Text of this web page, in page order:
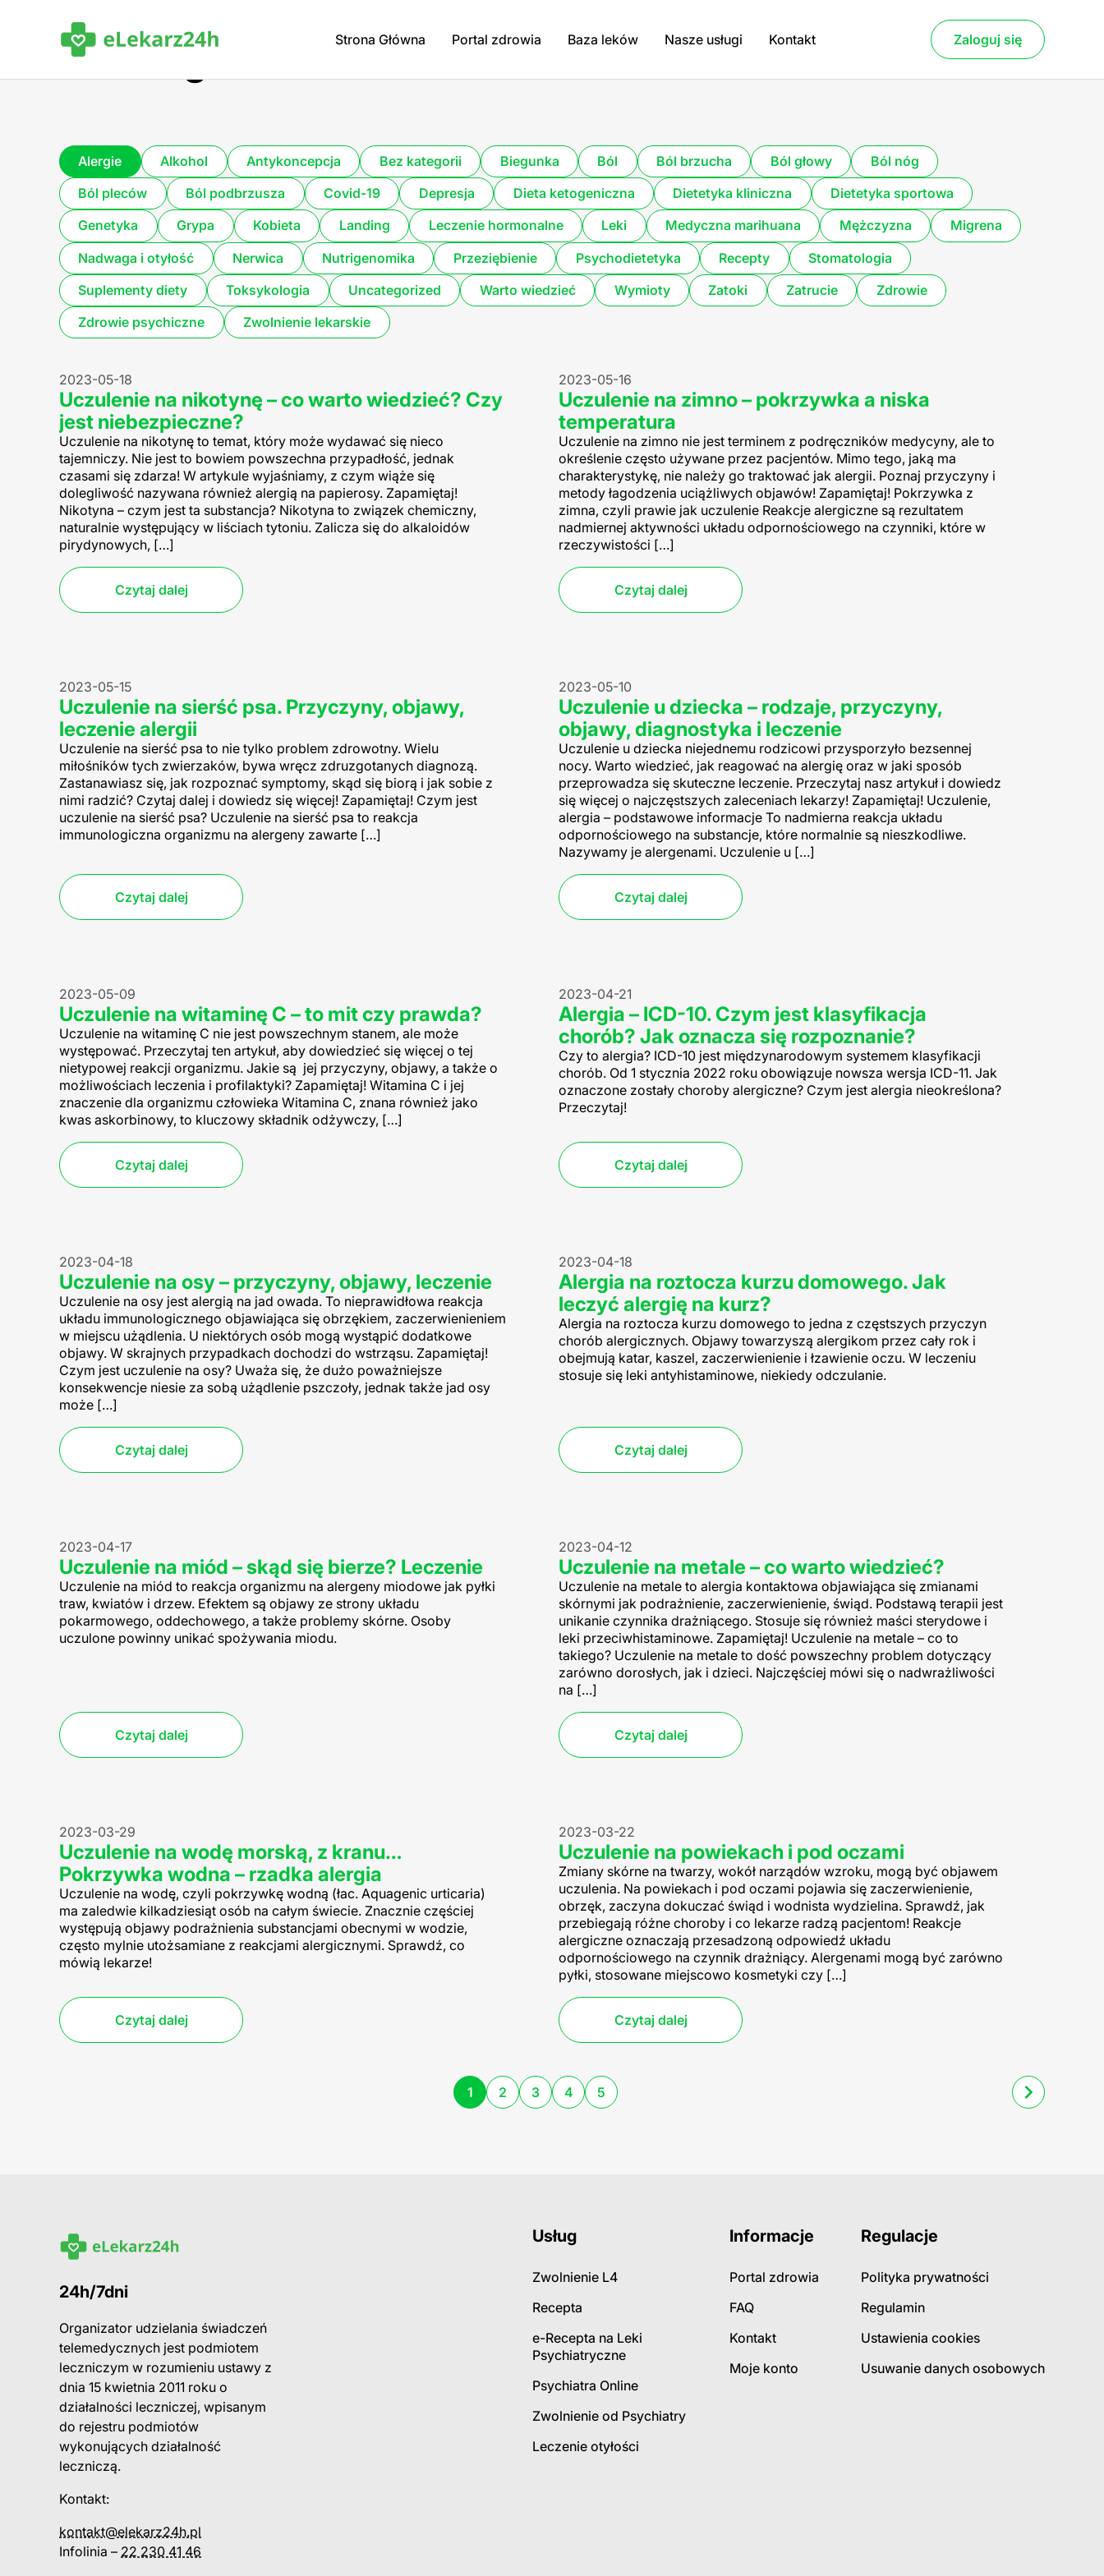
Strona Główna Portal zdrowia Baza leków Nasze usługi Kontakt Zaloguj się
Alergie
Alergie Alkohol Antykoncepcja Bez kategorii Biegunka Ból Ból brzucha Ból głowy
Ból nóg
Ból pleców
Ból podbrzusza Covid-19 Depresja Dieta ketogeniczna Dietetyka kliniczna
Dietetyka sportowa
Genetyka
Grypa Kobieta Landing Leczenie hormonalne Leki Medyczna marihuana Mężczyzna
Migrena
Nadwaga i otyłość
Nerwica Nutrigenomika Przeziębienie Psychodietetyka Recepty
Stomatologia
Suplementy diety
Toksykologia Uncategorized Warto wiedzieć Wymioty Zatoki Zatrucie
Zdrowie
Zdrowie psychiczne
Zwolnienie lekarskie
Uczulenie na nikotynę – co warto wiedzieć? Czy
jest niebezpieczne?
2023-05-18
Uczulenie na nikotynę to temat, który może wydawać się nieco
tajemniczy. Nie jest to bowiem powszechna przypadłość, jednak
czasami się zdarza! W artykule wyjaśniamy, z czym wiąże się
dolegliwość nazywana również alergią na papierosy. Zapamiętaj!
Nikotyna – czym jest ta substancja? Nikotyna to związek chemiczny,
naturalnie występujący w liściach tytoniu. Zalicza się do alkaloidów
pirydynowych, […]
Czytaj dalej
Uczulenie na zimno – pokrzywka a niska
temperatura
2023-05-16
Uczulenie na zimno nie jest terminem z podręczników medycyny, ale to
określenie często używane przez pacjentów. Mimo tego, jaką ma
charakterystykę, nie należy go traktować jak alergii. Poznaj przyczyny i
metody łagodzenia uciążliwych objawów! Zapamiętaj! Pokrzywka z
zimna, czyli prawie jak uczulenie Reakcje alergiczne są rezultatem
nadmiernej aktywności układu odpornościowego na czynniki, które w
rzeczywistości […]
Czytaj dalej
Uczulenie na sierść psa. Przyczyny, objawy,
leczenie alergii
2023-05-15
Uczulenie na sierść psa to nie tylko problem zdrowotny. Wielu
miłośników tych zwierzaków, bywa wręcz zdruzgotanych diagnozą.
Zastanawiasz się, jak rozpoznać symptomy, skąd się biorą i jak sobie z
nimi radzić? Czytaj dalej i dowiedz się więcej! Zapamiętaj! Czym jest
uczulenie na sierść psa? Uczulenie na sierść psa to reakcja
immunologiczna organizmu na alergeny zawarte […]
Czytaj dalej
Uczulenie u dziecka – rodzaje, przyczyny,
objawy, diagnostyka i leczenie
2023-05-10
Uczulenie u dziecka niejednemu rodzicowi przysporzyło bezsennej
nocy. Warto wiedzieć, jak reagować na alergię oraz w jaki sposób
przeprowadza się skuteczne leczenie. Przeczytaj nasz artykuł i dowiedz
się więcej o najczęstszych zaleceniach lekarzy! Zapamiętaj! Uczulenie,
alergia – podstawowe informacje To nadmierna reakcja układu
odpornościowego na substancje, które normalnie są nieszkodliwe.
Nazywamy je alergenami. Uczulenie u […]
Czytaj dalej
Uczulenie na witaminę C – to mit czy prawda?
2023-05-09
Uczulenie na witaminę C nie jest powszechnym stanem, ale może
występować. Przeczytaj ten artykuł, aby dowiedzieć się więcej o tej
nietypowej reakcji organizmu. Jakie są jej przyczyny, objawy, a także o
możliwościach leczenia i profilaktyki? Zapamiętaj! Witamina C i jej
znaczenie dla organizmu człowieka Witamina C, znana również jako
kwas askorbinowy, to kluczowy składnik odżywczy, […]
Czytaj dalej
Alergia – ICD-10. Czym jest klasyfikacja
chorób? Jak oznacza się rozpoznanie?
2023-04-21
Czy to alergia? ICD-10 jest międzynarodowym systemem klasyfikacji
chorób. Od 1 stycznia 2022 roku obowiązuje nowsza wersja ICD-11. Jak
oznaczone zostały choroby alergiczne? Czym jest alergia nieokreślona?
Przeczytaj!
Czytaj dalej
Uczulenie na osy – przyczyny, objawy, leczenie
2023-04-18
Uczulenie na osy jest alergią na jad owada. To nieprawidłowa reakcja
układu immunologicznego objawiająca się obrzękiem, zaczerwienieniem
w miejscu użądlenia. U niektórych osób mogą wystąpić dodatkowe
objawy. W skrajnych przypadkach dochodzi do wstrząsu. Zapamiętaj!
Czym jest uczulenie na osy? Uważa się, że dużo poważniejsze
konsekwencje niesie za sobą użądlenie pszczoły, jednak także jad osy
może […]
Czytaj dalej
Alergia na roztocza kurzu domowego. Jak
leczyć alergię na kurz?
2023-04-18
Alergia na roztocza kurzu domowego to jedna z częstszych przyczyn
chorób alergicznych. Objawy towarzyszą alergikom przez cały rok i
obejmują katar, kaszel, zaczerwienienie i łzawienie oczu. W leczeniu
stosuje się leki antyhistaminowe, niekiedy odczulanie.
Czytaj dalej
Uczulenie na miód – skąd się bierze? Leczenie
2023-04-17
Uczulenie na miód to reakcja organizmu na alergeny miodowe jak pyłki
traw, kwiatów i drzew. Efektem są objawy ze strony układu
pokarmowego, oddechowego, a także problemy skórne. Osoby
uczulone powinny unikać spożywania miodu.
Czytaj dalej
Uczulenie na metale – co warto wiedzieć?
2023-04-12
Uczulenie na metale to alergia kontaktowa objawiająca się zmianami
skórnymi jak podrażnienie, zaczerwienienie, świąd. Podstawą terapii jest
unikanie czynnika drażniącego. Stosuje się również maści sterydowe i
leki przeciwhistaminowe. Zapamiętaj! Uczulenie na metale – co to
takiego? Uczulenie na metale to dość powszechny problem dotyczący
zarówno dorosłych, jak i dzieci. Najczęściej mówi się o nadwrażliwości
na […]
Czytaj dalej
Uczulenie na wodę morską, z kranu…
Pokrzywka wodna – rzadka alergia
2023-03-29
Uczulenie na wodę, czyli pokrzywkę wodną (łac. Aquagenic urticaria)
ma zaledwie kilkadziesiąt osób na całym świecie. Znacznie częściej
występują objawy podrażnienia substancjami obecnymi w wodzie,
często mylnie utożsamiane z reakcjami alergicznymi. Sprawdź, co
mówią lekarze!
Czytaj dalej
Uczulenie na powiekach i pod oczami
2023-03-22
Zmiany skórne na twarzy, wokół narządów wzroku, mogą być objawem
uczulenia. Na powiekach i pod oczami pojawia się zaczerwienienie,
obrzęk, zaczyna dokuczać świąd i wodnista wydzielina. Sprawdź, jak
przebiegają różne choroby i co lekarze radzą pacjentom! Reakcje
alergiczne oznaczają przesadzoną odpowiedź układu
odpornościowego na czynnik drażniący. Alergenami mogą być zarówno
pyłki, stosowane miejscowo kosmetyki czy […]
Czytaj dalej
1 2 3 4 5
24h/7dni
Organizator udzielania świadczeń
telemedycznych jest podmiotem
leczniczym w rozumieniu ustawy z
dnia 15 kwietnia 2011 roku o
działalności leczniczej, wpisanym
do rejestru podmiotów
wykonujących działalność
leczniczą.
Kontakt:
kontakt@elekarz24h.pl
Infolinia – 22 230 41 46
Usług
Zwolnienie L4
Recepta
e-Recepta na Leki
Psychiatryczne
Psychiatra Online
Zwolnienie od Psychiatry
Leczenie otyłości
Informacje
Portal zdrowia
FAQ
Kontakt
Moje konto
Regulacje
Polityka prywatności
Regulamin
Ustawienia cookies
Usuwanie danych osobowych